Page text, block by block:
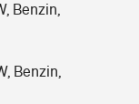
Benzin,
Benzin,